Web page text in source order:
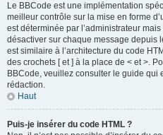
Le BBCode est une implémentation
meilleur contrôle sur la mise en forme
est déterminée par l’administrateur
désactiver sur chaque message depuis
est similaire à l’architecture du code
des crochets [ et ] à la place de < et >.
BBCode, veuillez consulter le guide qui
rédaction.
Haut
Puis-je insérer du code HTML ?